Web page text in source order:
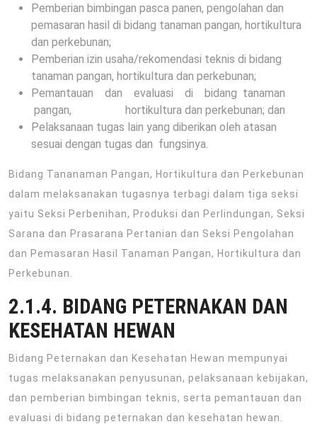
Pemberian bimbingan pasca panen, pengolahan dan
pemasaran hasil di bidang tanaman pangan, hortikultura
dan perkebunan;
Pemberian izin usaha/rekomendasi teknis di bidang
tanaman pangan, hortikultura dan perkebunan;
Pemantauan dan evaluasi di bidang tanaman
pangan, hortikultura dan perkebunan; dan
Pelaksanaan tugas lain yang diberikan oleh atasan
sesuai dengan tugas dan fungsinya.
Bidang Tananaman Pangan, Hortikultura dan Perkebunan
dalam melaksanakan tugasnya terbagi dalam tiga seksi
yaitu Seksi Perbenihan, Produksi dan Perlindungan, Seksi
Sarana dan Prasarana Pertanian dan Seksi Pengolahan
dan Pemasaran Hasil Tanaman Pangan, Hortikultura dan
Perkebunan.
2.1.4. BIDANG PETERNAKAN DAN
KESEHATAN HEWAN
Bidang Peternakan dan Kesehatan Hewan mempunyai
tugas melaksanakan penyusunan, pelaksanaan kebijakan,
dan pemberian bimbingan teknis, serta pemantauan dan
evaluasi di bidang peternakan dan kesehatan hewan.